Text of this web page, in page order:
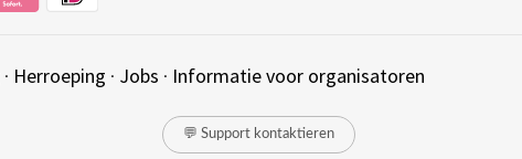
· Herroeping · Jobs · Informatie voor organisatoren
💬 Support kontaktieren